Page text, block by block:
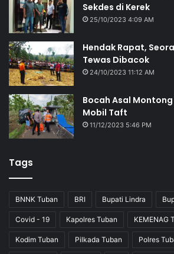
Sekdes di Kerek
25/10/2023 4:09 AM
Hendak Rapat,
Tewas Dibacok
24/10/2023 11:12 AM
Bocah Asal
Mobil Taft
11/12/2023 5:46 PM
Tags
BNNK Tuban BRI Bupati Lindra
Covid - 19 Kapolres Tuban KEMENAG
Kodim Tuban Pilkada Tuban Polres